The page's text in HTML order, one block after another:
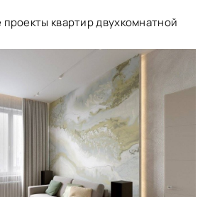
квартир двухкомнатной